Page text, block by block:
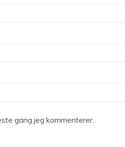
gang jeg kommenterer.